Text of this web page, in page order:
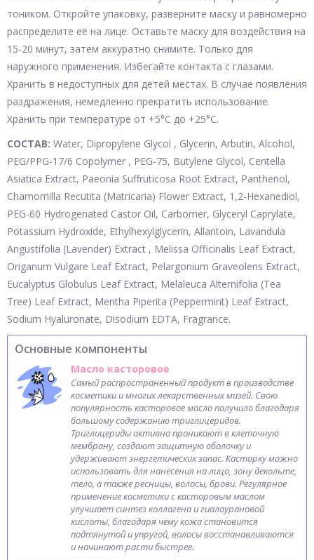
тоником. Откройте упаковку, разверните маску и равномерно
распределите её на лице. Оставьте маску для воздействия на
15-20 минут, затем аккуратно снимите. Только для
наружного применения. Избегайте контакта с глазами.
Хранить в недоступных для детей местах. В случае появления
раздражения, немедленно прекратить использование.
Хранить при температуре от +5°С до +25°С.
СОСТАВ: Water, Dipropylene Glycol , Glycerin, Arbutin, Alcohol,
PEG/PPG-17/6 Copolymer , PEG-75, Butylene Glycol, Centella
Asiatica Extract, Paeonia Suffruticosa Root Extract, Panthenol,
Chamomilla Recutita (Matricaria) Flower Extract, 1,2-Hexanediol,
PEG-60 Hydrogenated Castor Oil, Carbomer, Glyceryl Caprylate,
Potassium Hydroxide, Ethylhexylglycerin, Allantoin, Lavandula
Angustifolia (Lavender) Extract , Melissa Officinalis Leaf Extract,
Origanum Vulgare Leaf Extract, Pelargonium Graveolens Extract,
Eucalyptus Globulus Leaf Extract, Melaleuca Alternifolia (Tea
Tree) Leaf Extract, Mentha Piperita (Peppermint) Leaf Extract,
Sodium Hyaluronate, Disodium EDTA, Fragrance.
Основные компоненты
Масло касторовое
Самый распространенный продукт в производстве
косметики и многих лекарственных мазей. Свою
популярность касторовое масло получило благодаря
большому содержанию триглицеридов.
Триглицериды активно проникают в клеточную
мембрану, создают защитную оболочку и
удерживают энергетических запас. Касторку можно
использовать для нанесения на лицо, зону декольте,
тело, а также ресницы, волосы, брови. Регулярное
применение косметики с касторовым маслом
улучшает синтез коллагена и гиалоурановой
кислоты, благодаря чему кожа становится
подтянутой и упругой, волосы восстанавливаются
и начинают расти быстрее.